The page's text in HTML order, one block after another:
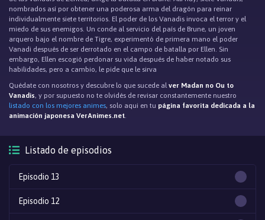
nombrados así por obtener una poderosa arma del dragón para reinar
individualmente siete territorios. El poder de los Vanadis invoca el terror y el
miedo de sus enemigos. Un conde al servicio del país de Brune, un joven
arquero bajo el nombre de Tigre, experimentó de primera mano el poder
Vanadi después de ser derrotado en el campo de batalla por Ellen. Sin
embargo, Ellen escogió perdonar su vida después de haber notado sus
habilidades, pero a cambio, le pide que le sirva
Quédate con nosotros y descubre lo que sucede alver Madan no Ou to
Vanadis, y por supuesto no te olvidés de revisar constantemente nuestro
listado con los mejores animes, solo aqui en tu página favorita dedicada a la
animación japonesa VerAnimes.net.
Listado de episodios
Episodio 13
Episodio 12